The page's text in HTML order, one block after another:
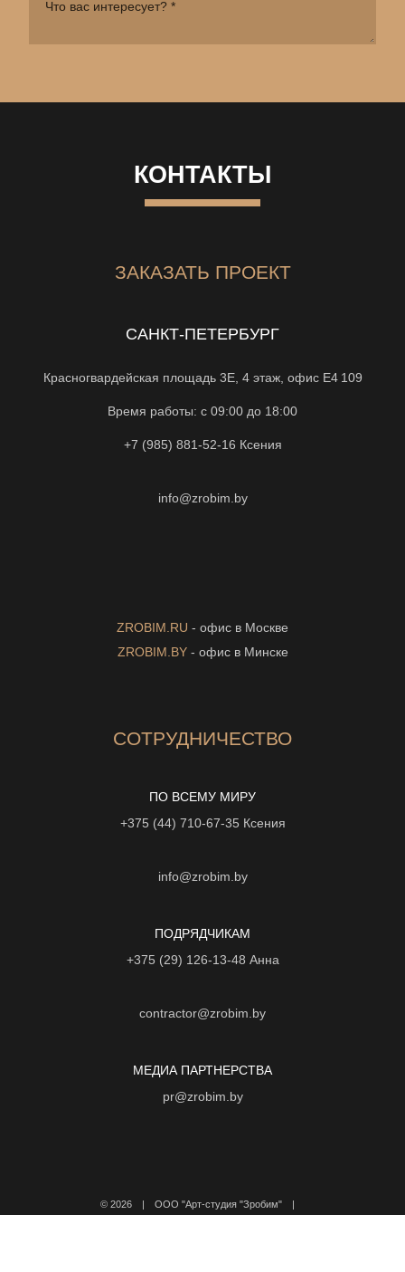
КОНТАКТЫ
ЗАКАЗАТЬ ПРОЕКТ
САНКТ-ПЕТЕРБУРГ
Красногвардейская площадь 3Е, 4 этаж, офис Е4 109
Время работы: с 09:00 до 18:00
+7 (985) 881-52-16 Ксения
info@zrobim.by
ZROBIM.RU - офис в Москве
ZROBIM.BY- офис в Минске
СОТРУДНИЧЕСТВО
ПО ВСЕМУ МИРУ
+375 (44) 710-67-35 Ксения
info@zrobim.by
ПОДРЯДЧИКАМ
+375 (29) 126-13-48 Анна
contractor@zrobim.by
МЕДИА ПАРТНЕРСТВА
pr@zrobim.by
© 2026 | ООО "Арт-студия "Зробим" |